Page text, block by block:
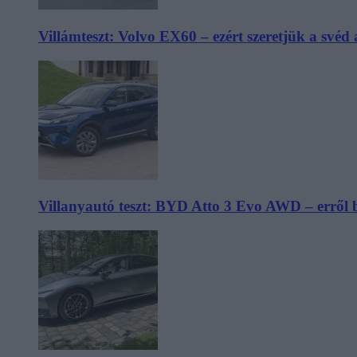
Villámteszt: Volvo EX60 – ezért szeretjük a svéd
Villanyautó teszt: BYD Atto 3 Evo AWD – erről